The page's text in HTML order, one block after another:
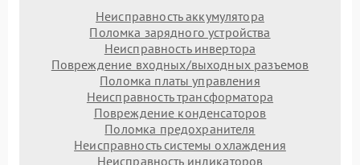
Неисправность аккумулятора
Поломка зарядного устройства
Неисправность инвертора
Повреждение входных/выходных разъемов
Поломка платы управления
Неисправность трансформатора
Повреждение конденсаторов
Поломка предохранителя
Неисправность системы охлаждения
Неисправность индикаторов